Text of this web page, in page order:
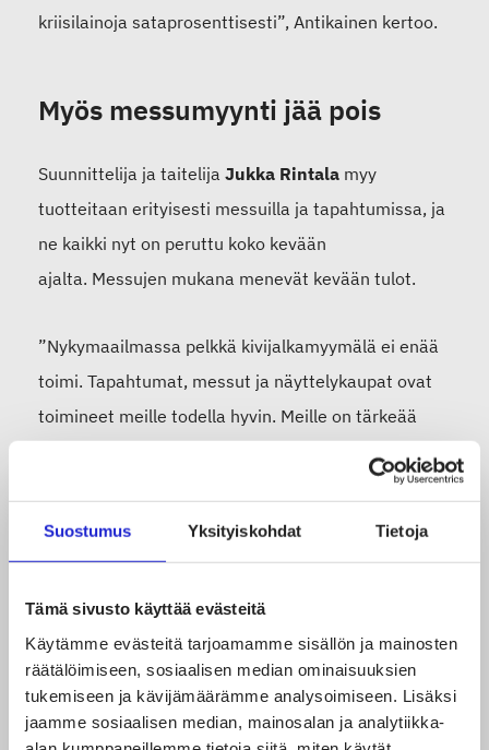
Suostumus Yksityiskohdat Tietoja
Tämä sivusto käyttää evästeitä
Käytämme evästeitä tarjoamamme sisällön ja mainosten
räätälöimiseen, sosiaalisen median ominaisuuksien
tukemiseen ja kävijämäärämme analysoimiseen. Lisäksi
jaamme sosiaalisen median, mainosalan ja analytiikka-
kriisilainoja sataprosenttisesti”, Antikainen kertoo.
Myös messumyynti jää pois
Suunnittelija ja taitelija Jukka Rintala myy
tuotteitaan erityisesti messuilla ja tapahtumissa, ja
ne kaikki nyt on peruttu koko kevään
ajalta. Messujen mukana menevät kevään tulot.
”Nykymaailmassa pelkkä kivijalkamyymälä ei enää
toimi. Tapahtumat, messut ja näyttelykaupat ovat
toimineet meille todella hyvin. Meille on tärkeää
mennä yleisön pariin ja saada henkilökohtainen
Hän kuitenkin edelleen uskoo
suosittujen näyttelyjen ja kesäkauppojen
toteutumiseen ja haluaa toivottaa asiakkaat
tervetulleeksi.